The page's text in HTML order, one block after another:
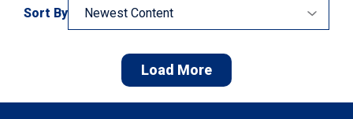
Sort By
Load More